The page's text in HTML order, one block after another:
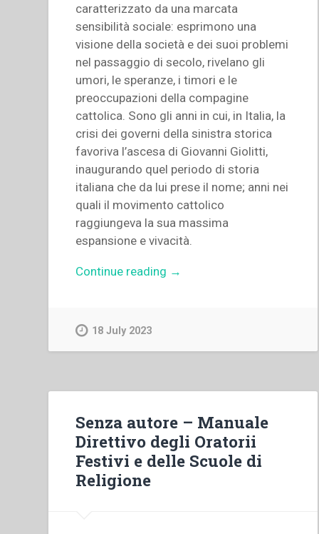
caratterizzato da una marcata
sensibilità sociale: esprimono una
visione della società e dei suoi problemi
nel passaggio di secolo, rivelano gli
umori, le speranze, i timori e le
preoccupazioni della compagine
cattolica. Sono gli anni in cui, in Italia, la
crisi dei governi della sinistra storica
favoriva l’ascesa di Giovanni Giolitti,
inaugurando quel periodo di storia
italiana che da lui prese il nome; anni nei
quali il movimento cattolico
raggiungeva la sua massima
espansione e vivacità.
Continue reading “Mario
e
prospettive
di
soluzione
nelle
→
18 July 2023
Senza autore – Manuale
Direttivo degli Oratorii
Festivi e delle Scuole di
Religione